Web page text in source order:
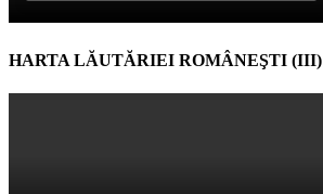
HARTA LĂUTĂRIEI ROMÂNEŞTI (III)